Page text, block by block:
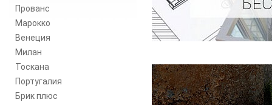
Прованс
Марокко
Венеция
Милан
Тоскана
Португалия
Брик плюс